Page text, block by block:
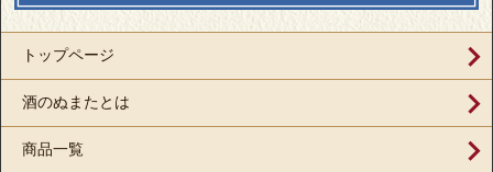
トップページ
酒のぬまたとは
商品一覧